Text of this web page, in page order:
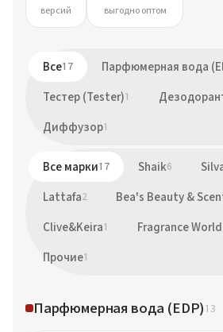
версий выгодно оптом
Все17 Парфюмерная вода
Тестер (Tester)1
Диффузор1
Все марки17 Shaik6
Lattafa2 Bea's Beauty &
Clive&Keira1 Fragrance World
Прочие1
Парфюмерная вода (EDP)13